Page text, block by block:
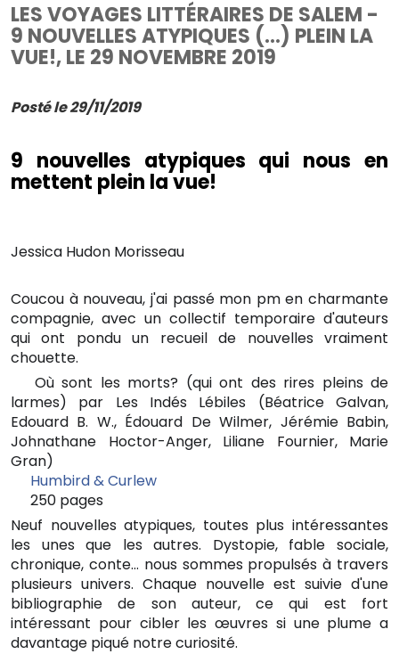
LES VOYAGES LITTÉRAIRES DE SALEM -
9 NOUVELLES ATYPIQUES (...) PLEIN LA
VUE!, LE 29 NOVEMBRE 2019
Posté le 29/11/2019
9 nouvelles atypiques qui nous en
mettent plein la vue!
Jessica Hudon Morisseau
Coucou à nouveau, j'ai passé mon pm en charmante
compagnie, avec un collectif temporaire d'auteurs
qui ont pondu un recueil de nouvelles vraiment
chouette.
Où sont les morts? (qui ont des rires pleins de
larmes) par Les Indés Lébiles (Béatrice Galvan,
Edouard B. W., Édouard De Wilmer, Jérémie Babin,
Johnathane Hoctor-Anger, Liliane Fournier, Marie
Gran)
Humbird & Curlew
250 pages
Neuf nouvelles atypiques, toutes plus intéressantes
les unes que les autres. Dystopie, fable sociale,
chronique, conte... nous sommes propulsés à travers
plusieurs univers. Chaque nouvelle est suivie d'une
bibliographie de son auteur, ce qui est fort
intéressant pour cibler les œuvres si une plume a
davantage piqué notre curiosité.